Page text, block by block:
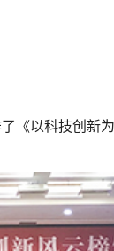
《以科技创新